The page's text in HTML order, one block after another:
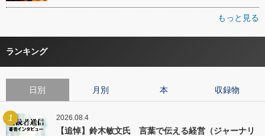
もっと見る
ランキング
日別 月別 本 収録物
1 2026.08.4
【追悼】鈴木敏文氏 言葉で伝える経営（ジャーナリ